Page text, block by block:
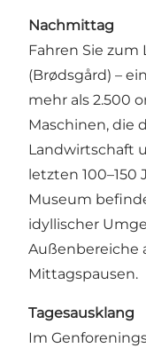
Nachmittag
Fahren Sie
(Brødsgård) –
mehr als 2.500
Maschinen, die
Landwirtschaft
letzten 100–150
Museum
idyllischer
Außenbereiche
Mittagspausen.
Tagesausklang
Im